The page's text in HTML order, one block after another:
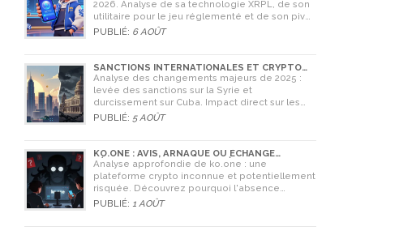
2026. Analyse de sa technologie XRPL, de son
utilitaire pour le jeu réglementé et de son pivot
stratégique vers LuckyHash.
PUBLIÉ: 6 AOÛT
SANCTIONS INTERNATIONALES ET CRYPTO
EN SYRIE ET CUBA : L'IMPACT MAJEUR DE 2025
Analyse des changements majeurs de 2025 :
levée des sanctions sur la Syrie et
durcissement sur Cuba. Impact direct sur les
banques, le commerce et l'utilisation des
PUBLIÉ: 5 AOÛT
KO.ONE : AVIS, ARNAQUE OU ÉCHANGE
LÉGITIME ? ANALYSE COMPLÈTE
Analyse approfondie de ko.one : une
plateforme crypto inconnue et potentiellement
risquée. Découvrez pourquoi l'absence
d'information est un danger, comparez avec
PUBLIÉ: 1 AOÛT